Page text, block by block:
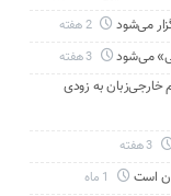
می‌شود 2 هفته
می‌شود 3 هفته
خارجی‌زبان به زودی
است